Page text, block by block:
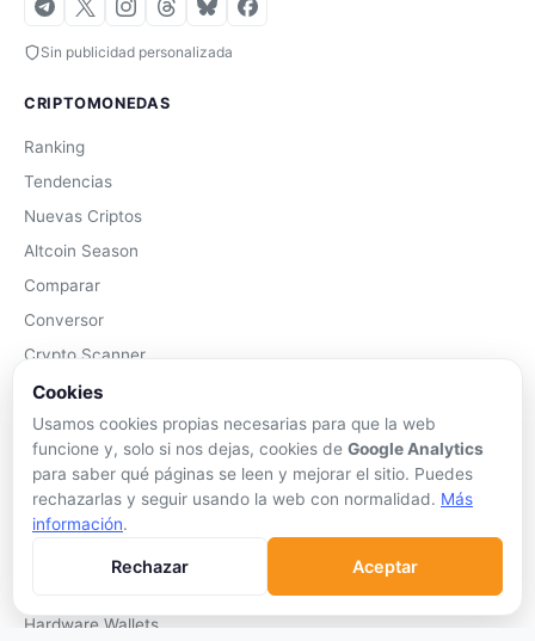
Sin publicidad personalizada
CRIPTOMONEDAS
Ranking
Tendencias
Nuevas Criptos
Altcoin Season
Comparar
Conversor
Crypto Scanner
Exchanges
Exchanges CEX
Exchanges DEX
Hardware Wallets
Cookies
Usamos cookies propias necesarias para que la web
funcione y, solo si nos dejas, cookies de Google Analytics
para saber qué páginas se leen y mejorar el sitio. Puedes
rechazarlas y seguir usando la web con normalidad. Más
información.
Rechazar Aceptar